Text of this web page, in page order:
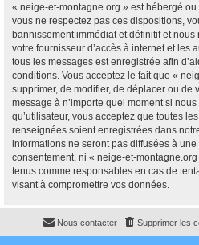
« neige-et-montagne.org » est hébergé
vous ne respectez pas ces dispositions,
bannissement immédiat et définitif et nous
votre fournisseur d’accès à internet et les
tous les messages est enregistrée afin
conditions. Vous acceptez le fait que «
supprimer, de modifier, de déplacer ou de
message à n’importe quel moment si
qu’utilisateur, vous acceptez que toutes
renseignées soient enregistrées dans
informations ne seront pas diffusées à
consentement, ni « neige-et-
tenus comme responsables en cas de
visant à compromettre vos données.
Supprimer les
Nous contacter